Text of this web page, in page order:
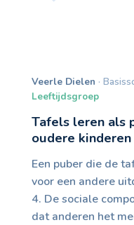
Veerle Dielen ·
Leeftijdsgroep
Tafels leren als
oudere kinderen
Een puber die de
voor een andere
4. De sociale
dat anderen het